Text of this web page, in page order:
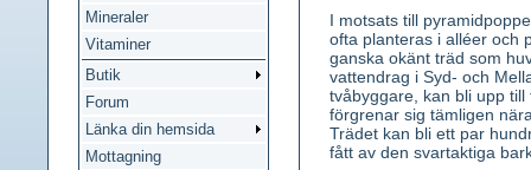
Mineraler
Vitaminer
Butik
Forum
Länka din hemsida
Mottagning
I motsats till
ofta planteras i alléer och
ganska okänt träd som
vattendrag i Syd- och
tvåbyggare, kan bli upp
förgrenar sig tämligen
Trädet kan bli ett par
fått av den svartaktiga